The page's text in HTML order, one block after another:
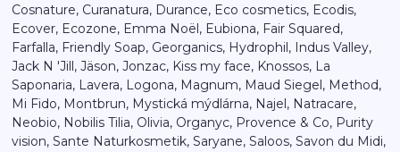
Cosnature, Curanatura, Durance, Eco cosmetics, Ecodis,
Ecover, Ecozone, Emma Noël, Eubiona, Fair Squared,
Farfalla, Friendly Soap, Georganics, Hydrophil, Indus Valley,
Jack N 'Jill, Jäson, Jonzac, Kiss my face, Knossos, La
Saponaria, Lavera, Logona, Magnum, Maud Siegel, Method,
Mi Fido, Montbrun, Mystická mýdlárna, Najel, Natracare,
Neobio, Nobilis Tilia, Olivia, Organyc, Provence & Co, Purity
vision, Sante Naturkosmetik, Saryane, Saloos, Savon du Midi,